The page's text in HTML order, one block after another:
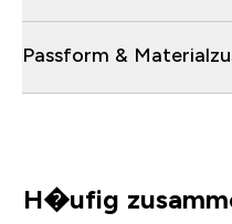
Passform &
H�ufig